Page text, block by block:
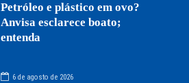
Petróleo e plástico em ovo?
Anvisa esclarece boato;
entenda
6 de agosto de 2026